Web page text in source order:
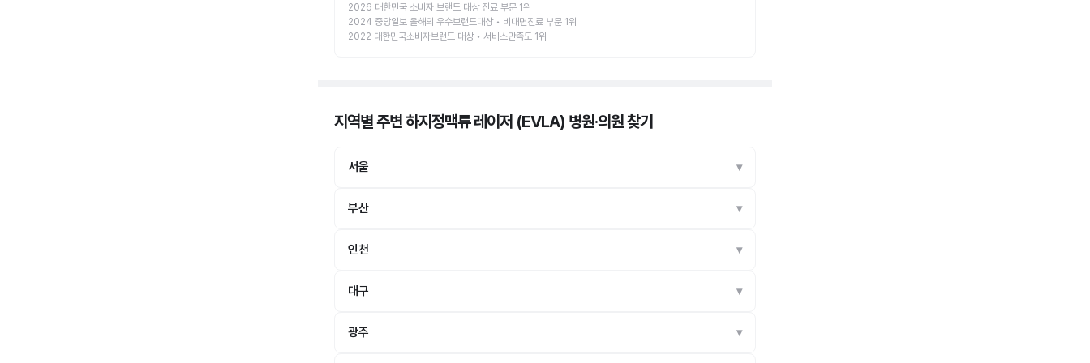
2026 대한민국 소비자 브랜드 대상 진료 부문 1위
2024 중앙일보 올해의 우수브랜드대상 • 비대면진료 부문 1위
2022 대한민국소비자브랜드 대상 • 서비스만족도 1위
지역별 주변 하지정맥류 레이저 (EVLA) 병원·의원찾기
서울
부산
인천
대구
광주